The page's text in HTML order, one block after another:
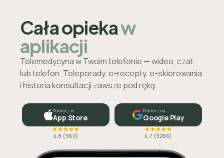
Cała opiekaw
aplikacji
Telemedycyna w Twoim telefonie — wideo, czat
lub telefon. Teleporady, e-recepty, e-skierowania
i historia konsultacji zawsze pod ręką.
Pobierz w
App Store
4,8 (960)
Pobierz na
Google Play
4,7 (3266)